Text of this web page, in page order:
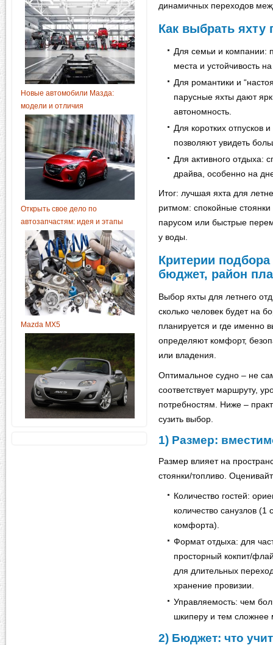
Новые автомобили Мазда:
модели и отличия
Открыть свое дело по
автозапчастям: идея и этапы
Mazda MX5
динамичных переходов
Как выбрать яхту
Для семьи и компании:
места и устойчивость
Для романтики и
парусные яхты дают
автономность.
Для коротких отпусков
позволяют увидеть
Для активного отдыха:
драйва, особенно на
Итог: лучшая яхта для
ритмом: спокойные
парусом или быстрые
у воды.
Критерии
бюджет, район
Выбор яхты для летнего
сколько человек будет на
планируется и где именно
определяют комфорт,
или владения.
Оптимальное судно – не
соответствует маршруту,
потребностям. Ниже –
сузить выбор.
1) Размер:
Размер влияет на
стоянки/топливо.
Количество гостей:
количество санузлов
комфорта).
Формат отдыха: для
просторный кокпит/
для длительных
хранение провизии.
Управляемость: чем
шкиперу и тем сложнее
2) Бюджет: что